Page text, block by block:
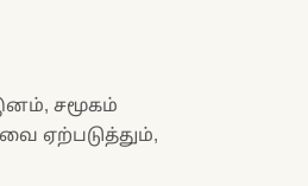
சமூகம்
ஏற்படுத்தும்,